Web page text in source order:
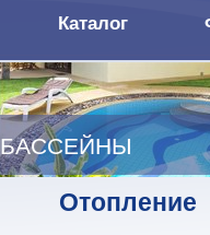
Каталог
БАССЕЙНЫ
Отопление